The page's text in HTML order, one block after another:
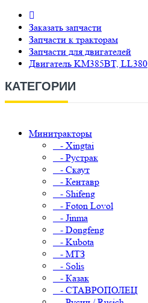
Заказать запчасти
Запчасти к тракторам
Запчасти для двигателей
Двигатель KM385BT, LL380
КАТЕГОРИИ
Минитракторы
- Xingtai
- Рустрак
- Скаут
- Кентавр
- Shifeng
- Foton Lovol
- Jinma
- Dongfeng
- Kubota
- МТЗ
- Solis
- Казак
- СТАВРОПОЛЕЦ